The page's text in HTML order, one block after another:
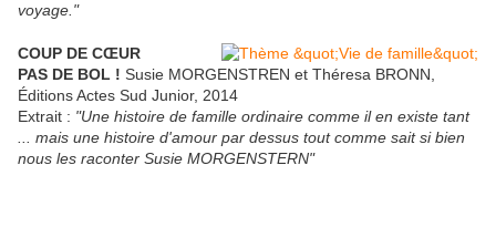
voyage."
COUP DE CŒUR
PAS DE BOL ! Susie MORGENSTREN et Théresa BRONN,
Éditions Actes Sud Junior, 2014
Extrait : "Une histoire de famille ordinaire comme il en existe tant
... mais une histoire d'amour par dessus tout comme sait si bien
nous les raconter Susie MORGENSTERN"